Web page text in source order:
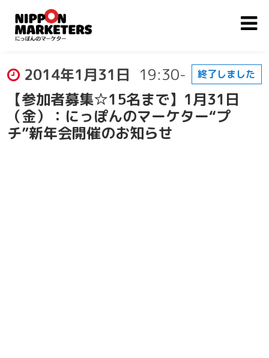
終了しました
2014年1月31日 19:30-
【参加者募集☆15名まで】1月31日
（金）：にっぽんのマーケター“プ
チ”新年会開催のお知らせ